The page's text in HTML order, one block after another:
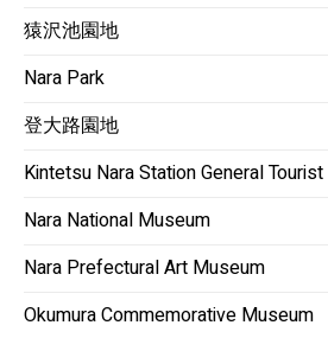
猿沢池園地
Nara Park
登大路園地
Nara National Museum
Nara Prefectural Art Museum
Okumura Commemorative Museum